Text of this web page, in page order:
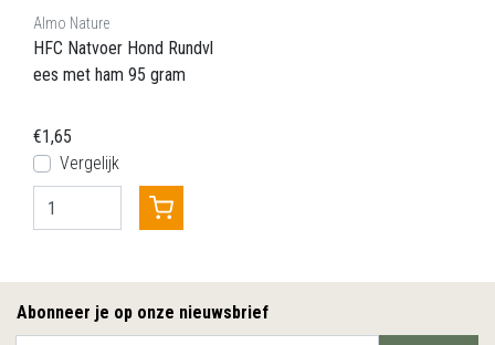
Almo Nature
HFC Natvoer Hond Rundvl
ees met ham 95 gram
€1,65
Vergelijk
Abonneer je op onze nieuwsbrief